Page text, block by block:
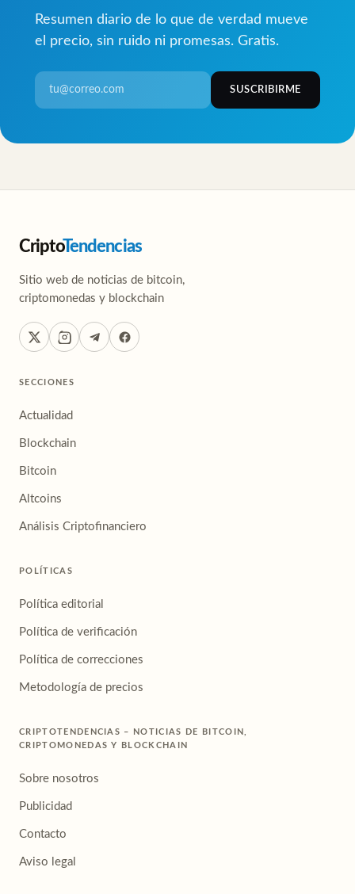
Resumen diario de lo que de verdad mueve
el precio, sin ruido ni promesas. Gratis.
SUSCRIBIRME
CriptoTendencias
Sitio web de noticias de bitcoin,
criptomonedas y blockchain
SECCIONES
Actualidad
Blockchain
Bitcoin
Altcoins
Análisis Criptofinanciero
POLÍTICAS
Política editorial
Política de verificación
Política de correcciones
Metodología de precios
CRIPTOTENDENCIAS – NOTICIAS DE BITCOIN,
CRIPTOMONEDAS Y BLOCKCHAIN
Sobre nosotros
Publicidad
Contacto
Aviso legal